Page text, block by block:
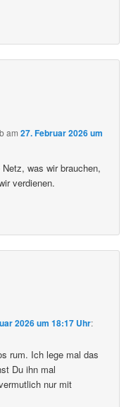
am27. Februar 2026 um
was wir brauchen,
verdienen.
2026 um 18:17 Uhr:
rum. Ich lege mal das
Du ihn mal
nur mit